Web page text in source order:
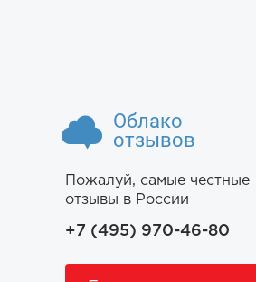
Облако
отзывов
Пожалуй, самые честные
отзывы в России
+7 (495) 970-46-80